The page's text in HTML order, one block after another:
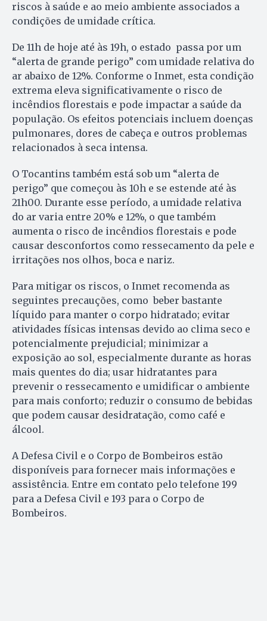
riscos à saúde e ao meio ambiente associados a
condições de umidade crítica.
De 11h de hoje até às 19h, o estado passa por um
“alerta de grande perigo” com umidade relativa do
ar abaixo de 12%. Conforme o Inmet, esta condição
extrema eleva significativamente o risco de
incêndios florestais e pode impactar a saúde da
população. Os efeitos potenciais incluem doenças
pulmonares, dores de cabeça e outros problemas
relacionados à seca intensa.
O Tocantins também está sob um “alerta de
perigo” que começou às 10h e se estende até às
21h00. Durante esse período, a umidade relativa
do ar varia entre 20% e 12%, o que também
aumenta o risco de incêndios florestais e pode
causar desconfortos como ressecamento da pele e
irritações nos olhos, boca e nariz.
Para mitigar os riscos, o Inmet recomenda as
seguintes precauções, como beber bastante
líquido para manter o corpo hidratado; evitar
atividades físicas intensas devido ao clima seco e
potencialmente prejudicial; minimizar a
exposição ao sol, especialmente durante as horas
mais quentes do dia; usar hidratantes para
prevenir o ressecamento e umidificar o ambiente
para mais conforto; reduzir o consumo de bebidas
que podem causar desidratação, como café e
álcool.
A Defesa Civil e o Corpo de Bombeiros estão
disponíveis para fornecer mais informações e
assistência. Entre em contato pelo telefone 199
para a Defesa Civil e 193 para o Corpo de
Bombeiros.